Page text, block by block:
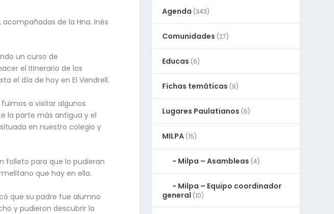
acompañadas de la Hna. Inés
un curso de
el Itinerario de los
el día de hoy en El Vendrell.
a visitar algunos
la parte más antigua y el
en nuestro colegio y
folleto para que lo pudieran
que hay en ella.
que su padre fue alumno
y pudieron descubrir la
Agenda (343)
Comunidades (27)
Educas (6)
Fichas temáticas (9)
Lugares Paulatianos (6)
MILPA (15)
Milpa – Asambleas (4)
Milpa – Equipo coordinador
general (10)